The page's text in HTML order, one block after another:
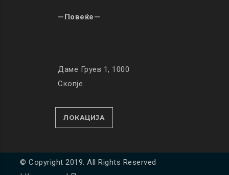
—Повеќе—
Даме Груев 1, 1000
Скопје
ЛОКАЦИЈА
© Copyright 2019. All Rights Reserved